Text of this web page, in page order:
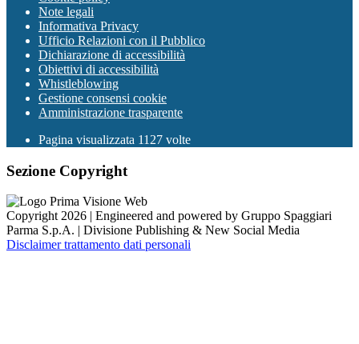
Note legali
Informativa Privacy
Ufficio Relazioni con il Pubblico
Dichiarazione di accessibilità
Obiettivi di accessibilità
Whistleblowing
Gestione consensi cookie
Amministrazione trasparente
Pagina visualizzata 1127 volte
Sezione Copyright
Copyright 2026 | Engineered and powered by Gruppo Spaggiari
Parma S.p.A. | Divisione Publishing & New Social Media
Disclaimer trattamento dati personali